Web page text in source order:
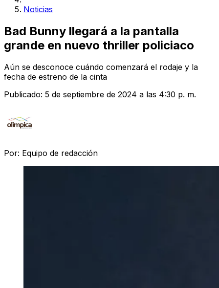
Noticias
Bad Bunny llegará a la pantalla
grande en nuevo thriller policiaco
Aún se desconoce cuándo comenzará el rodaje y la
fecha de estreno de la cinta
Publicado: 5 de septiembre de 2024 a las 4:30 p. m.
Por: Equipo de redacción